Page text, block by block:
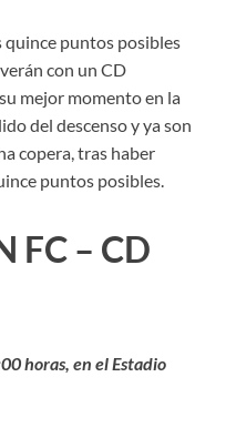
quince puntos posibles
con un CD
mejor momento en la
del descenso y ya son
copera, tras haber
puntos posibles.
FC – CD
horas, en el Estadio